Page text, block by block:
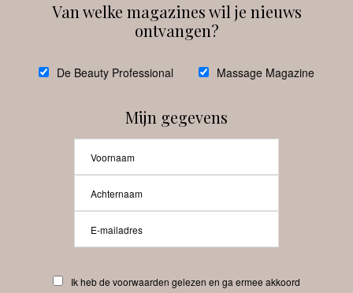
debeautyprofessional
Beauty-Pro.nl
Van welke magazines wil je nieuws
ontvangen?
De Beauty Professional Massage Magazine
Mijn gegevens
Ik heb de voorwaarden gelezen en ga ermee akkoord